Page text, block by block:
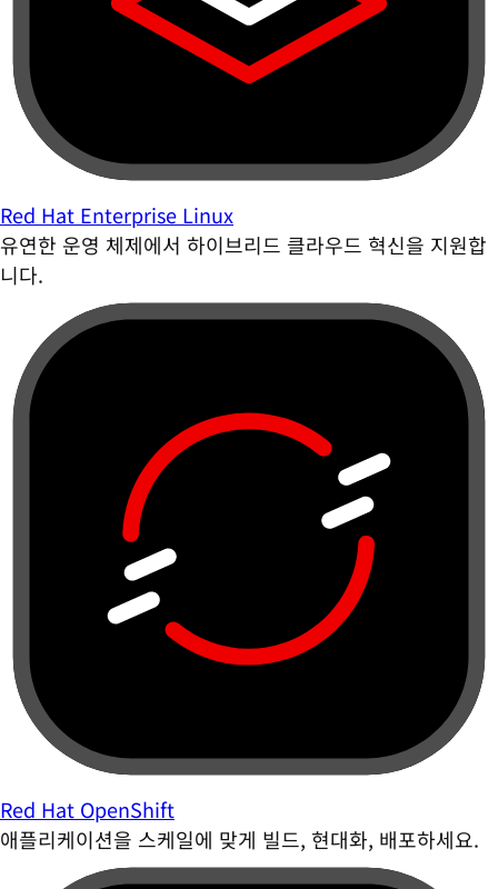
Red Hat Enterprise Linux
유연한 운영 체제에서 하이브리드 클라우드 혁신을 지원합
니다.
Red Hat OpenShift
애플리케이션을 스케일에 맞게 빌드, 현대화, 배포하세요.